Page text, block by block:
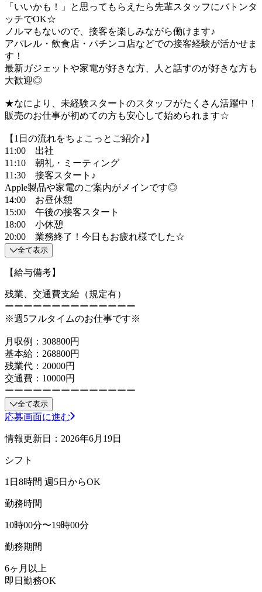
「いいかも！」と思ってもらえたら先輩スタッフにバトンタ
ッチでOK☆
ノルマもないので、接客を楽しみながら働けます♪
アパレル・飲食店・パチンコ店などでの接客経験が活かせま
す！
最新ガジェットや家電が好きな方、人と話すのが好きな方も
大歓迎◎
★なにより、未経験スタートのスタッフがたくさん活躍中！
販売のお仕事が初めての方も安心して始められます☆
【1日の流れをちょこっとご紹介♪】
11:00 出社
11:10 朝礼・ミーティング
11:30 接客スタート♪
Apple製品や家電のご案内がメインです◎
14:00 お昼休憩
15:00 午後の接客スタート
18:00 小休憩
20:00 業務終了！今日もお疲れ様でした☆
全て表示
【給与備考】
残業、交通費支給（規定有）
ーーーーーーーーーーーーーー
※週5フルタイムのお仕事です※
月収例：308800円
基本給：268800円
残業代：20000円
交通費：10000円
ーーーーーーーーーーーーーー
全て表示
応募画面に進む
情報更新日：2026年6月19日
シフト
1日8時間 週5日からOK
勤務時間
10時00分〜19時00分
勤務期間
6ヶ月以上
即日勤務OK